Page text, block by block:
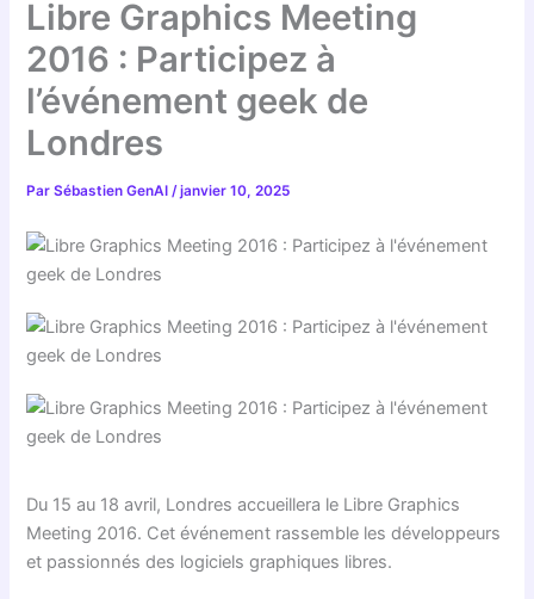
Libre Graphics Meeting
2016 : Participez à
l’événement geek de
Londres
ParSébastien GenAI/janvier 10, 2025
Du 15 au 18 avril, Londres accueillera le Libre Graphics
Meeting 2016. Cet événement rassemble les développeurs
et passionnés des logiciels graphiques libres.